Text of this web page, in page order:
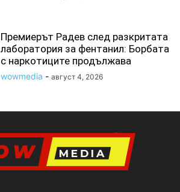
Премиерът Радев след разкритата
лаборатория за фентанил: Борбата
с наркотиците продължава
wowmedia - август 4, 2026